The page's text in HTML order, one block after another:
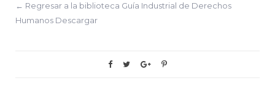
← Regresar a la biblioteca Guía Industrial de Derechos
Humanos Descargar